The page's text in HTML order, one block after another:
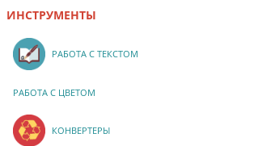
ИНСТРУМЕНТЫ
РАБОТА С ТЕКСТОМ
РАБОТА С ЦВЕТОМ
КОНВЕРТЕРЫ